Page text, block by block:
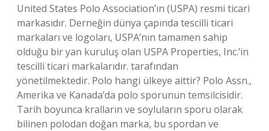
United States Polo Association’ın (USPA) resmi ticari
markasıdır. Derneğin dünya çapında tescilli ticari
markaları ve logoları, USPA’nın tamamen sahip
olduğu bir yan kuruluş olan USPA Properties, Inc.’in
tescilli ticari markalarıdır. tarafından
yönetilmektedir. Polo hangi ülkeye aittir? Polo Assn.,
Amerika ve Kanada’da polo sporunun temsilcisidir.
Tarih boyunca kralların ve soyluların sporu olarak
bilinen polodan doğan marka, bu spordan ve